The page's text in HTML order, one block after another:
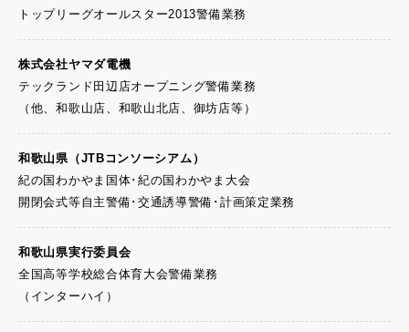
トップリーグオールスター2013警備業務
株式会社ヤマダ電機
テックランド田辺店オープニング警備業務
（他、和歌山店、和歌山北店、御坊店等）
和歌山県（JTBコンソーシアム）
紀の国わかやま国体･紀の国わかやま大会
開閉会式等自主警備･交通誘導警備･計画策定業務
和歌山県実行委員会
全国高等学校総合体育大会警備業務
（インターハイ）